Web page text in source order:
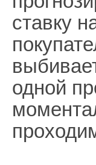
ставку
одной